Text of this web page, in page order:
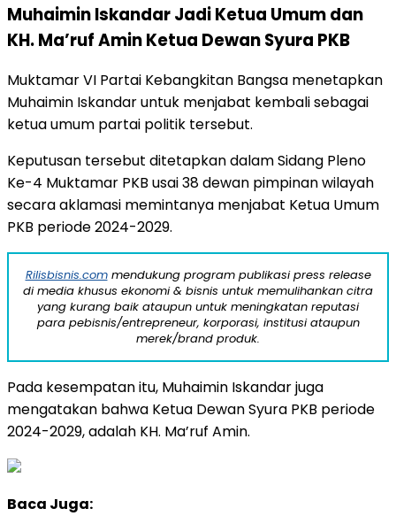
Muhaimin Iskandar Jadi Ketua Umum dan
KH. Ma’ruf Amin Ketua Dewan Syura PKB
Muktamar VI Partai Kebangkitan Bangsa menetapkan
Muhaimin Iskandar untuk menjabat kembali sebagai
ketua umum partai politik tersebut.
Keputusan tersebut ditetapkan dalam Sidang Pleno
Ke-4 Muktamar PKB usai 38 dewan pimpinan wilayah
secara aklamasi memintanya menjabat Ketua Umum
PKB periode 2024-2029.
Rilisbisnis.commendukung program publikasi press release
di media khusus ekonomi & bisnis untuk memulihankan citra
yang kurang baik ataupun untuk meningkatan reputasi
para pebisnis/entrepreneur, korporasi, institusi ataupun
merek/brand produk.
Pada kesempatan itu, Muhaimin Iskandar juga
mengatakan bahwa Ketua Dewan Syura PKB periode
2024-2029, adalah KH. Ma’ruf Amin.
Baca Juga: